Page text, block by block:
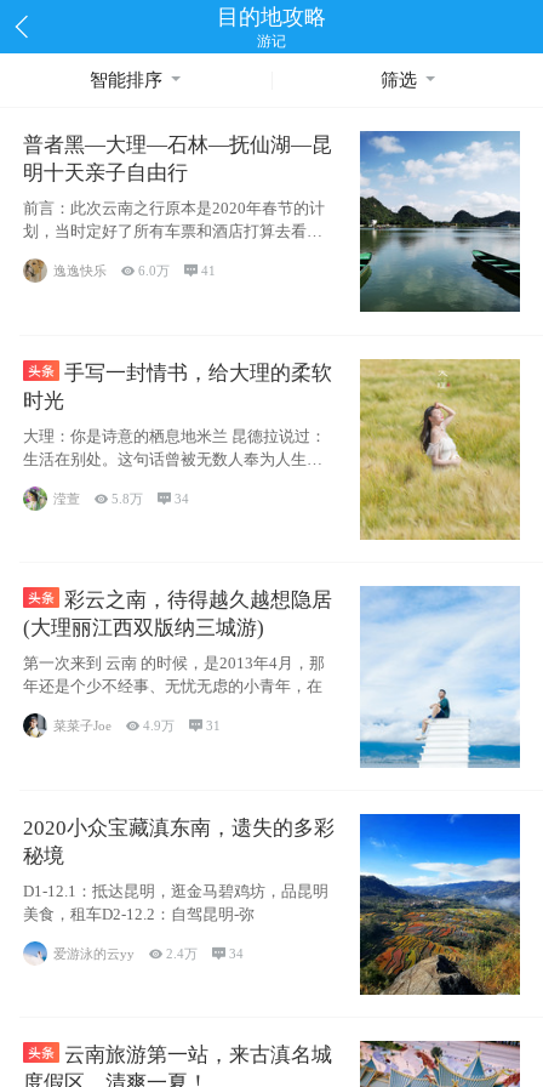
目的地攻略
游记
智能排序 筛选
普者黑—大理—石林—抚仙湖—昆
明十天亲子自由行
前言：此次云南之行原本是2020年春节的计
划，当时定好了所有车票和酒店打算去看红
嘴鸥，但是一场突如其来的
逸逸快乐 6.0万 41
手写一封情书，给大理的柔软
时光
大理：你是诗意的栖息地米兰 昆德拉说过：
生活在别处。这句话曾被无数人奉为人生信
滢萱  5.8万  34
彩云之南，待得越久越想隐居
(大理丽江西双版纳三城游)
第一次来到 云南 的时候，是2013年4月，那
年还是个少不经事、无忧无虑的小青年，在
菜菜子Joe 4.9万 31
2020小众宝藏滇东南，遗失的多彩
秘境
D1-12.1：抵达昆明，逛金马碧鸡坊，品昆明
美食，租车D2-12.2：自驾昆明-弥
爱游泳的云yy 2.4万  34
云南旅游第一站，来古滇名城